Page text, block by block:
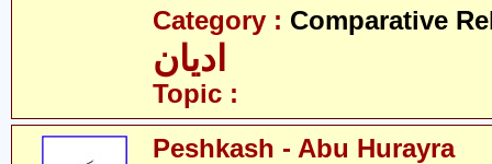
Category : Comparative
ادیان
Topic :
Peshkash - Abu Hurayra